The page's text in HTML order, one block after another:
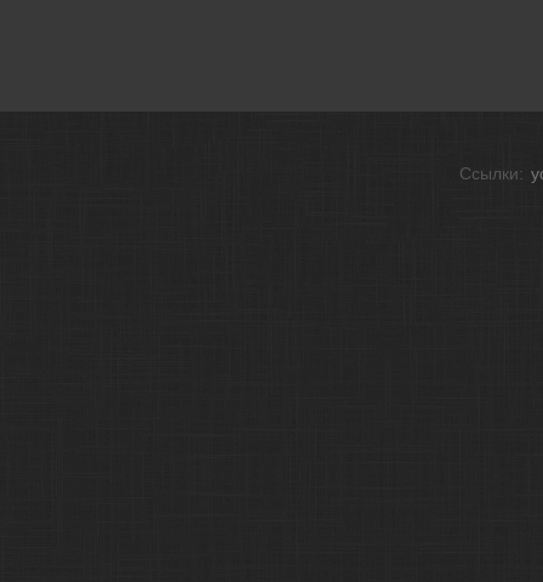
Ссылки: